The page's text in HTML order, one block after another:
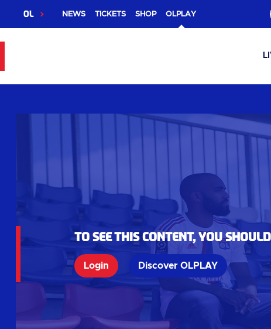
OL NEWS TICKETS SHOP OLPLAY
To see this content, you
Login Discover OLPLAY